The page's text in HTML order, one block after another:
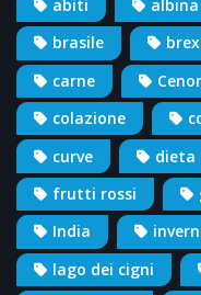
abiti
brasile
carne
colazione
curve
dieta
frutti rossi
India
lago dei cigni